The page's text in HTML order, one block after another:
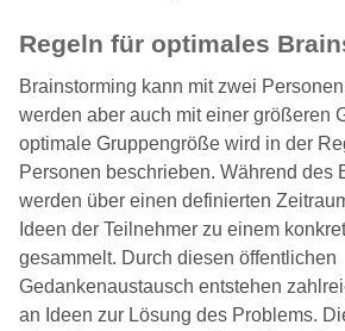
Regeln für optimales
Brainstorming kann mit zwei
werden aber auch mit einer größeren
optimale Gruppengröße wird in der
Personen beschrieben. Während des
werden über einen definierten
Ideen der Teilnehmer zu einem
gesammelt. Durch diesen öffentlichen
Gedankenaustausch entstehen
an Ideen zur Lösung des Problems.